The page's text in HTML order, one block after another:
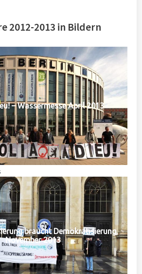
2012-2013 in Bildern
– Wassermesse April 2013
braucht Demokratisierung,
November 2013